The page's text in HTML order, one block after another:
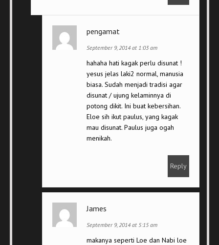
pengamat
September 9, 2014 at 1:03 am
hahaha hati kagak perlu disunat !
yesus jelas laki2 normal, manusia
biasa. Sudah menjadi tradisi agar
disunat / ujung kelaminnya di
potong dikit. Ini buat kebersihan.
Eloe sih ikut paulus, yang kagak
mau disunat. Paulus juga ogah
menikah.
Reply
James
September 9, 2014 at 5:15 am
makanya seperti Loe dan Nabi loe